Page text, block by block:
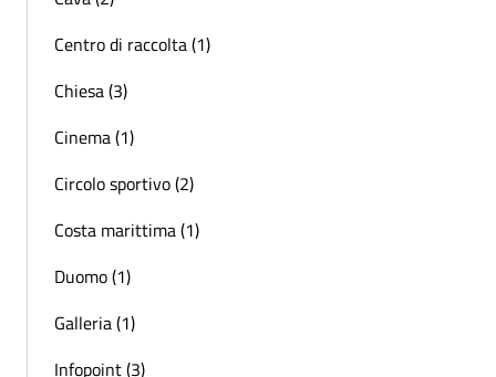
Centro di raccolta (1)
Chiesa (3)
Cinema (1)
Circolo sportivo (2)
Costa marittima (1)
Duomo (1)
Galleria (1)
Infopoint (3)